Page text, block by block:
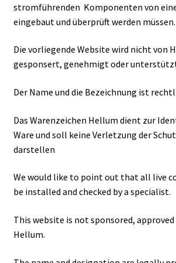
stromführenden Komponenten von
eingebaut und überprüft werden müssen.
Die vorliegende Website wird nicht von
gesponsert, genehmigt oder
Der Name und die Bezeichnung ist
Das Warenzeichen Hellum dient zur
Ware und soll keine Verletzung der
darstellen
We would like to point out that all live
be installed and checked by a specialist.
This website is not sponsored, approved
Hellum.